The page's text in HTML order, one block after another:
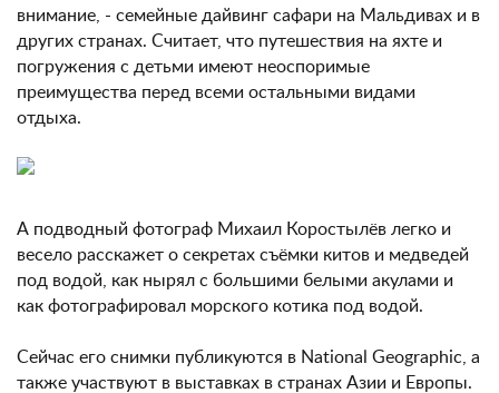
внимание, - семейные дайвинг сафари на Мальдивах и в
других странах. Считает, что путешествия на яхте и
погружения с детьми имеют неоспоримые
преимущества перед всеми остальными видами
отдыха.
А подводный фотограф Михаил Коростылёв легко и
весело расскажет о секретах съёмки китов и медведей
под водой, как нырял с большими белыми акулами и
как фотографировал морского котика под водой.
Сейчас его снимки публикуются в National Geographic, а
также участвуют в выставках в странах Азии и Европы.